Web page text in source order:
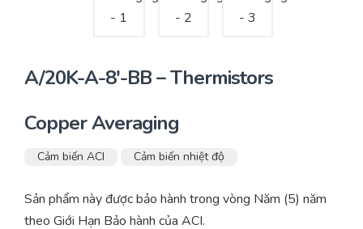
A/20K-A-8′-BB – Thermistors
Copper Averaging
Cảm biến ACI Cảm biến nhiệt độ
Sản phẩm này được bảo hành trong vòng Năm (5) năm
theo Giới Hạn Bảo hành của ACI.